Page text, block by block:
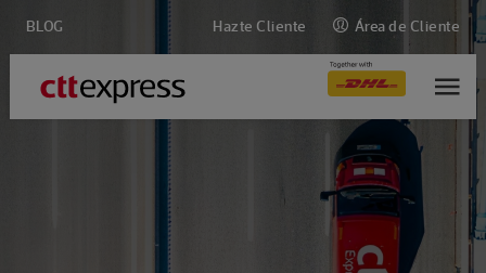
BLOG Área de Cliente
Hazte Cliente